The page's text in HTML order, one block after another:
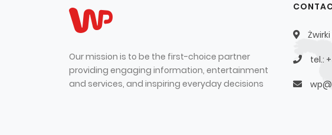
Our mission is to be the first-choice partner
providing engaging information, entertainment
and services, and inspiring everyday decisions
tel.: